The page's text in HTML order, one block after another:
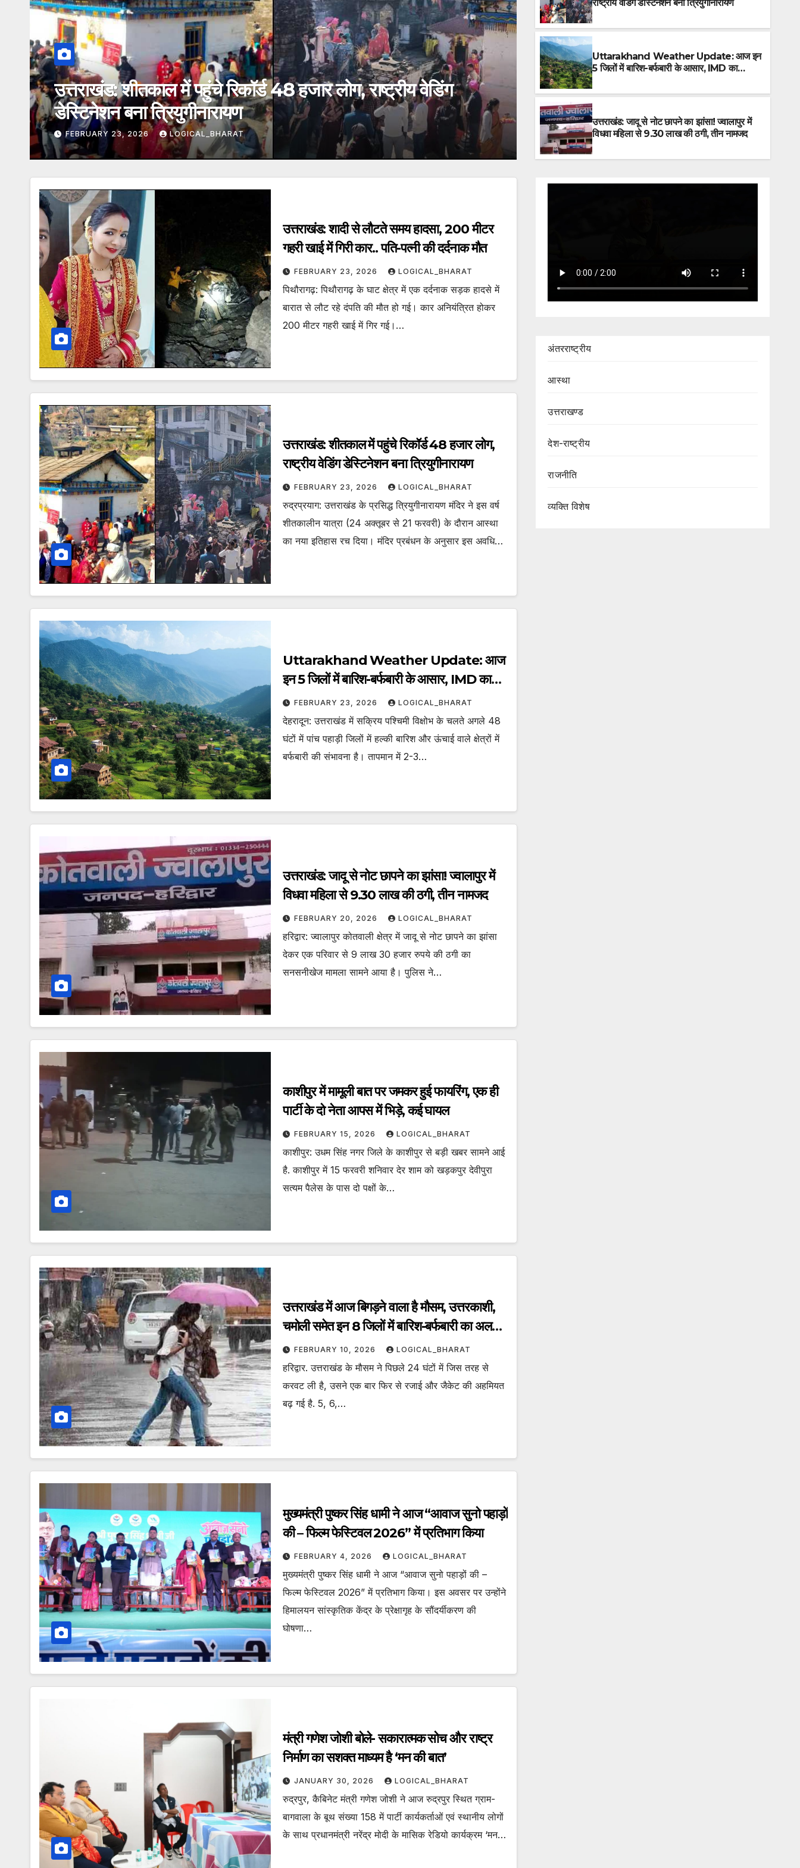
Uttarakhand Weather Update: आज इन 5 जिलों में
बारिश-बर्फबारी के आसार, IMD का पूर्वानुमान जारी.. पढ़िए
FEBRUARY 23, 2026 LOGICAL_BHARAT
उत्तराखंड: जादू से नोट छापने का
9.30 लाख की ठगी, तीन नामजद
FEBRUARY 20, 2026 LOGICAL_BHARAT
राष्ट्रीय वेडिंग डेस्टिनेशन बना त्रियुगीनारायण
Uttarakhand Weather Update: आज इन
5 जिलों में बारिश-बर्फबारी के आसार, IMD का
उत्तराखंड: जादू से नोट छापने का झांसा! ज्वालापुर में
विधवा महिला से 9.30 लाख की ठगी, तीन नामजद
उत्तराखंड: शादी से लौटते समय हादसा, 200 मीटर
गहरी खाई में गिरी कार.. पति-पत्नी की दर्दनाक मौत
FEBRUARY 23, 2026 LOGICAL_BHARAT
पिथौरागढ़: पिथौरागढ़ के घाट क्षेत्र में एक दर्दनाक सड़क हादसे में
बारात से लौट रहे दंपति की मौत हो गई। कार अनियंत्रित होकर
200 मीटर गहरी खाई में गिर गई।…
उत्तराखंड: शीतकाल में पहुंचे रिकॉर्ड 48 हजार लोग,
राष्ट्रीय वेडिंग डेस्टिनेशन बना त्रियुगीनारायण
FEBRUARY 23, 2026 LOGICAL_BHARAT
रुद्रप्रयाग: उत्तराखंड के प्रसिद्ध त्रियुगीनारायण मंदिर ने इस वर्ष
शीतकालीन यात्रा (24 अक्तूबर से 21 फरवरी) के दौरान आस्था
का नया इतिहास रच दिया। मंदिर प्रबंधन के अनुसार इस अवधि…
Uttarakhand Weather Update: आज
इन 5 जिलों में बारिश-बर्फबारी के आसार, IMD का
पूर्वानुमान जारी.. पढ़िए
FEBRUARY 23, 2026 LOGICAL_BHARAT
देहरादून: उत्तराखंड में सक्रिय पश्चिमी विक्षोभ के चलते अगले 48
घंटों में पांच पहाड़ी जिलों में हल्की बारिश और ऊंचाई वाले क्षेत्रों में
बर्फबारी की संभावना है। तापमान में 2-3…
उत्तराखंड: जादू से नोट छापने का झांसा! ज्वालापुर में
विधवा महिला से 9.30 लाख की ठगी, तीन नामजद
FEBRUARY 20, 2026 LOGICAL_BHARAT
हरिद्वार: ज्वालापुर कोतवाली क्षेत्र में जादू से नोट छापने का झांसा
देकर एक परिवार से 9 लाख 30 हजार रुपये की ठगी का
सनसनीखेज मामला सामने आया है। पुलिस ने…
काशीपुर में मामूली बात पर जमकर हुई फायरिंग, एक ही
पार्टी के दो नेता आपस में भिड़े, कई घायल
FEBRUARY 15, 2026 LOGICAL_BHARAT
काशीपुर: उधम सिंह नगर जिले के काशीपुर से बड़ी खबर सामने आई
है. काशीपुर में 15 फरवरी शनिवार देर शाम को खड़कपुर देवीपुरा
सत्यम पैलेस के पास दो पक्षों के…
उत्तराखंड में आज बिगड़ने वाला है मौसम, उत्तरकाशी,
चमोली समेत इन 8 जिलों में बारिश-बर्फबारी का अलर्ट,
बढ़ेगी ठंड
FEBRUARY 10, 2026 LOGICAL_BHARAT
हरिद्वार. उत्तराखंड के मौसम ने पिछले 24 घंटों में जिस तरह से
करवट ली है, उसने एक बार फिर से रजाई और जैकेट की अहमियत
बढ़ गई है. 5, 6,…
मुख्यमंत्री पुष्कर सिंह धामी ने आज “आवाज सुनो पहाड़ों
की – फिल्म फेस्टिवल 2026” में प्रतिभाग किया
FEBRUARY 4, 2026 LOGICAL_BHARAT
मुख्यमंत्री पुष्कर सिंह धामी ने आज “आवाज सुनो पहाड़ों की –
फिल्म फेस्टिवल 2026” में प्रतिभाग किया। इस अवसर पर उन्होंने
हिमालयन सांस्कृतिक केंद्र के प्रेक्षागृह के सौंदर्यीकरण की
घोषणा…
मंत्री गणेश जोशी बोले- सकारात्मक सोच और राष्ट्र
निर्माण का सशक्त माध्यम है ‘मन की बात’
JANUARY 30, 2026 LOGICAL_BHARAT
रुद्रपुर, कैबिनेट मंत्री गणेश जोशी ने आज रुद्रपुर स्थित ग्राम-
बागवाला के बूथ संख्या 158 में पार्टी कार्यकर्ताओं एवं स्थानीय लोगों
के साथ प्रधानमंत्री नरेंद्र मोदी के मासिक रेडियो कार्यक्रम ‘मन…
अंतरराष्ट्रीय
आस्था
उत्तराखण्ड
देश-राष्ट्रीय
राजनीति
व्यक्ति विशेष